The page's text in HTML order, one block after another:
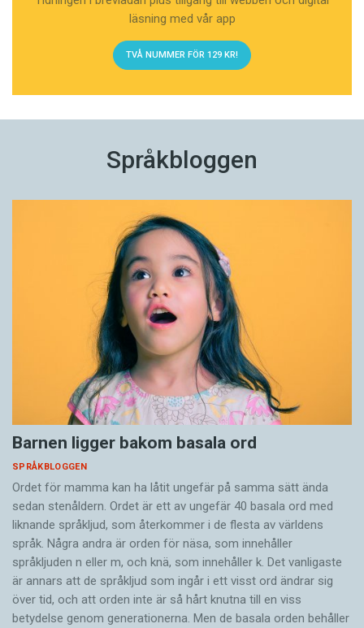
läsning med vår app
TVÅ NUMMER FÖR 129 KR!
Språkbloggen
Barnen ligger bakom basala ord
SPRÅKBLOGGEN
Ordet för mamma kan ha låtit ungefär på samma sätt ända
sedan stenåldern. Ordet är ett av ungefär 40 basala ord med
liknande språkljud, som återkommer i de flesta av världens
språk. Några andra är orden för näsa, som innehåller
språkljuden n eller m, och knä, som innehåller k. Det vanligaste
är annars att de språkljud som ingår i ett visst ord ändrar sig
över tid, och att orden inte är så hårt knutna till en viss
betydelse genom generationerna. Men de basala orden behåller